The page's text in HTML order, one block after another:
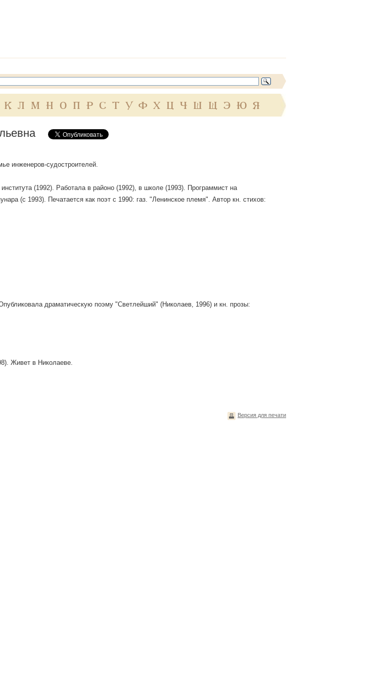
К Л М Н О П Р С Т У Ф Х Ц Ч Ш Щ Э Ю Я
инженеров-судостроителей.
(1992). Работала в районо (1992), в школе (1993). Программист на
(с 1993). Печатается как поэт с 1990: газ. "Ленинское племя". Автор кн. стихов:
драматическую поэму "Светлейший" (Николаев, 1996) и кн. прозы:
Живет в Николаеве.
Версия для печати